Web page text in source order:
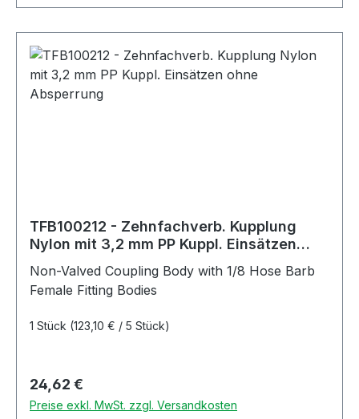
TFB100212 - Zehnfachverb. Kupplung
Nylon mit 3,2 mm PP Kuppl. Einsätzen
Non-Valved Coupling Body with 1/8 Hose Barb
Female Fitting Bodies
1 Stück (123,10 € / 5 Stück)
Regulärer Preis:
24,62 €
Preise exkl. MwSt. zzgl. Versandkosten